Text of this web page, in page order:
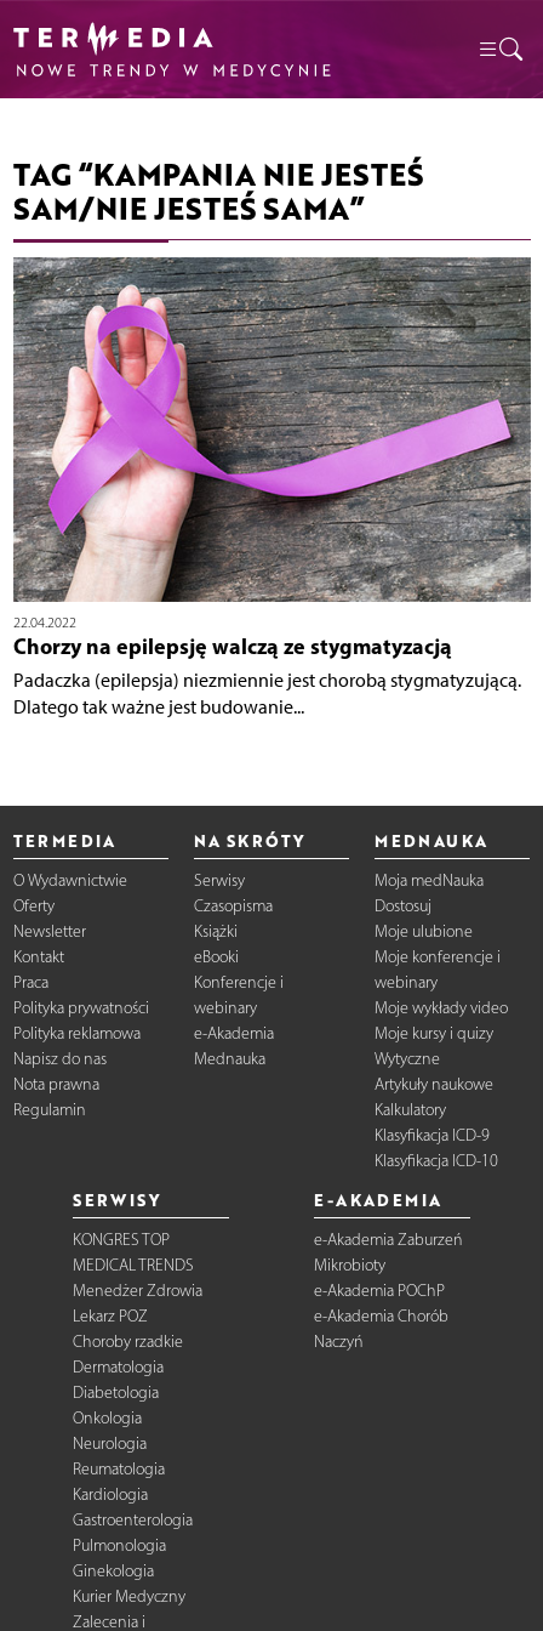
TAG “KAMPANIA NIE JESTEŚ
SAM/NIE JESTEŚ SAMA”
22.04.2022
Chorzy na epilepsję walczą ze stygmatyzacją
Padaczka (epilepsja) niezmiennie jest chorobą stygmatyzującą.
Dlatego tak ważne jest budowanie...
TERMEDIA
O Wydawnictwie
Oferty
Newsletter
Kontakt
Praca
Polityka prywatności
Polityka reklamowa
Napisz do nas
Nota prawna
Regulamin
NA SKRÓTY
Serwisy
Czasopisma
Książki
eBooki
Konferencje i
webinary
e-Akademia
Mednauka
MEDNAUKA
Moja medNauka
Dostosuj
Moje ulubione
Moje konferencje i
webinary
Moje wykłady video
Moje kursy i quizy
Wytyczne
Artykuły naukowe
Kalkulatory
Klasyfikacja ICD-9
Klasyfikacja ICD-10
SERWISY
KONGRES TOP
MEDICAL TRENDS
Menedżer Zdrowia
Lekarz POZ
Choroby rzadkie
Dermatologia
Diabetologia
Onkologia
Neurologia
Reumatologia
Kardiologia
Gastroenterologia
Pulmonologia
Ginekologia
Kurier Medyczny
Zalecenia i
E-AKADEMIA
e-Akademia Zaburzeń
Mikrobioty
e-Akademia POChP
e-Akademia Chorób
Naczyń